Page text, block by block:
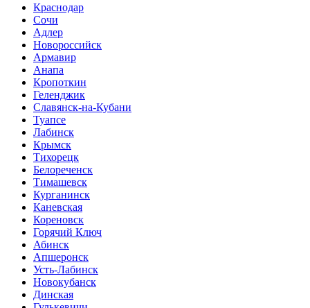
Краснодар
Сочи
Адлер
Новороссийск
Армавир
Анапа
Кропоткин
Геленджик
Славянск-на-Кубани
Туапсе
Лабинск
Крымск
Тихорецк
Белореченск
Тимашевск
Курганинск
Каневская
Кореновск
Горячий Ключ
Абинск
Апшеронск
Усть-Лабинск
Новокубанск
Динская